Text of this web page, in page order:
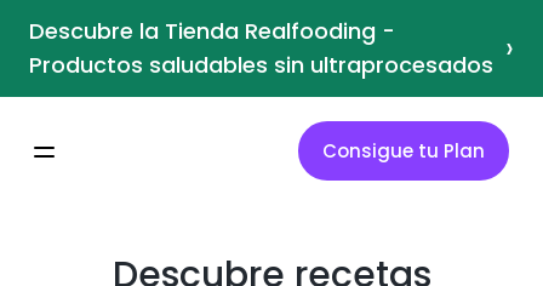
Descubre la Tienda Realfooding -
Productos saludables sin ultraprocesados ›
Consigue tu Plan
Descubre recetas